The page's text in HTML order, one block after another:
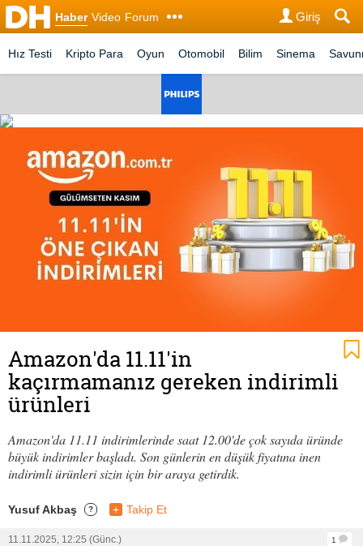
Haber Video Forum Giriş
Hız Testi Kripto Para Oyun Otomobil Bilim Sinema
Amazon'da 11.11'in
kaçırmamanız gereken indirimli
ürünleri
Amazon'da 11.11 indirimlerinde saat 12.00'de çok sayıda üründe
büyük indirimler başladı. Son günlerin en düşük fiyatına inen
indirimli ürünleri sizin için bir araya getirdik.
Yusuf Akbaş ? + Takip Et
11.11.2025, 12:25 (Günc.)
1